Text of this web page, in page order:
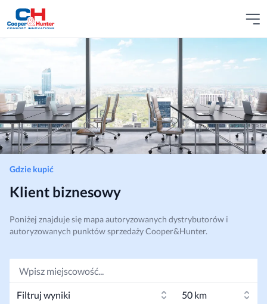
Gdzie kupić
Klient biznesowy
Poniżej znajduje się mapa autoryzowanych dystrybutorów i
autoryzowanych punktów sprzedaży Cooper&Hunter.
Filtruj wyniki 50 km